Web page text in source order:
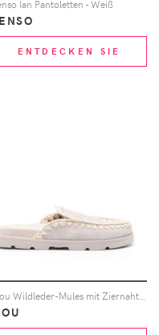
Ian Pantoletten - Weiß
ENTDECKEN SIE